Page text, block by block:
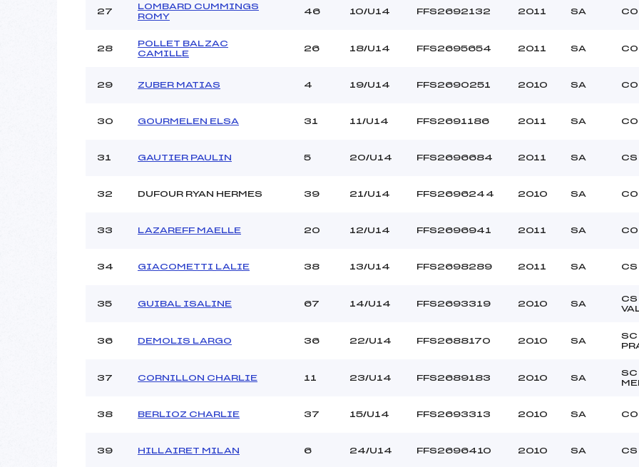
27
LOMBARD CUMMINGS
ROMY
46 10/U14 FFS2692132 2011 SA
28
POLLET BALZAC
CAMILLE
26 18/U14 FFS2695654 2011 SA
29 ZUBER MATIAS 4 19/U14 FFS2690251 2010 SA
30 GOURMELEN ELSA 31 11/U14 FFS2691186 2011 SA
31 GAUTIER PAULIN 5 20/U14 FFS2696684 2011 SA CS
32 DUFOUR RYAN HERMES 39 21/U14 FFS2696244 2010 SA
33 LAZAREFF MAELLE 20 12/U14 FFS2696941 2011 SA
34 GIACOMETTI LALIE 38 13/U14 FFS2698289 2011 SA CS
35 GUIBAL ISALINE 67 14/U14 FFS2693319 2010 SA
CS
36 DEMOLIS LARGO 36 22/U14 FFS2688170 2010 SA
SC
37 CORNILLON CHARLIE 11 23/U14 FFS2689183 2010 SA
SC
38 BERLIOZ CHARLIE 37 15/U14 FFS2693313 2010 SA
39 HILLAIRET MILAN 6 24/U14 FFS2696410 2010 SA CS